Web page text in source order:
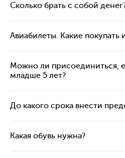
Сколько брать с собой
Авиабилеты. Какие покупать
Можно ли присоединиться,
младше 5 лет?
До какого срока внести
Какая обувь нужна?